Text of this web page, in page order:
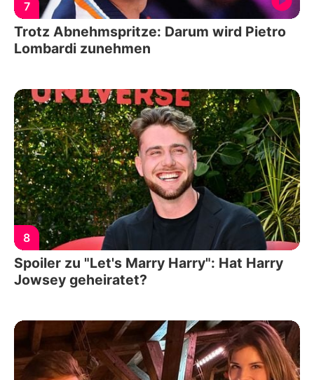
7
Trotz Abnehmspritze: Darum wird Pietro
Lombardi zunehmen
8
Spoiler zu "Let's Marry Harry": Hat Harry
Jowsey geheiratet?